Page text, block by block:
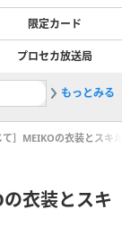
限定カード
プロセカ放送局
2データ
もっとみる
て］MEIKOの衣装とスキ
の衣装とスキ